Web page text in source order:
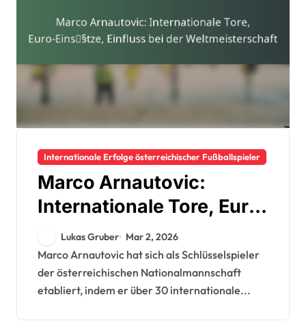
Internationale Erfolge österreichischer Fußballspieler
Marco Arnautovic:
Internationale Tore, Euro-
Einsätze, Einfluss bei der
Weltmeisterschaft
Lukas Gruber Mar 2, 2026
Marco Arnautovic hat sich als Schlüsselspieler
der österreichischen Nationalmannschaft
etabliert, indem er über 30 internationale...